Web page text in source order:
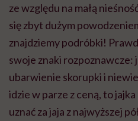
ze względu na małą
się zbyt dużym
znajdziemy podróbki!
swoje znaki rozpoznawcze:
ubarwienie skorupki i
idzie w parze z ceną, to
uznać za jaja z najwyższej